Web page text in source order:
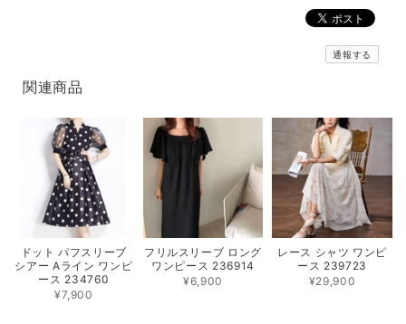
通報する
関連商品
ドット パフスリーブ
シアー Aライン ワンピ
ース 234760
¥7,900
フリルスリーブ ロング
ワンピース 236914
¥6,900
レース シャツ ワンピ
ース 239723
¥29,900